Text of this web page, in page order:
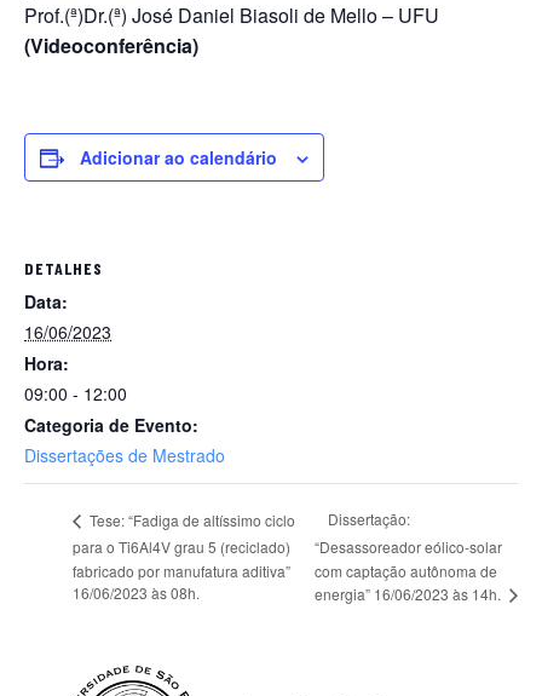
Prof.(ª)Dr.(ª) José Daniel Biasoli de Mello – UFU
(Videoconferência)
Adicionar ao calendário
DETALHES
Data:
16/06/2023
Hora:
09:00 - 12:00
Categoria de Evento:
Dissertações de Mestrado
Tese: “Fadiga de altíssimo ciclo
para o Ti6Al4V grau 5 (reciclado)
fabricado por manufatura aditiva”
16/06/2023 às 08h.
Dissertação:
“Desassoreador eólico-solar
com captação autônoma de
energia” 16/06/2023 às 14h.